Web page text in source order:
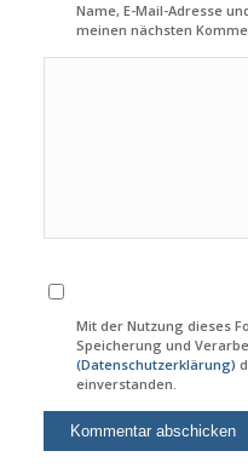
Name, E-Mail-Adresse
meinen nächsten
Mit der Nutzung dieses
Speicherung und
(Datenschutzerklärung)
einverstanden.